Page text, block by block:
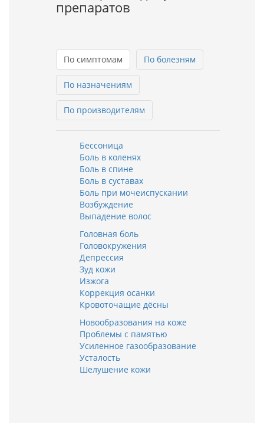
препаратов
По симптомам По болезням
По назначениям
По производителям
Бессоница
Боль в коленях
Боль в спине
Боль в суставах
Боль при мочеиспускании
Возбуждение
Выпадение волос
Головная боль
Головокружения
Депрессия
Зуд кожи
Изжога
Коррекция осанки
Кровоточащие дёсны
Новообразования на коже
Проблемы с памятью
Усиленное газообразование
Усталость
Шелушение кожи